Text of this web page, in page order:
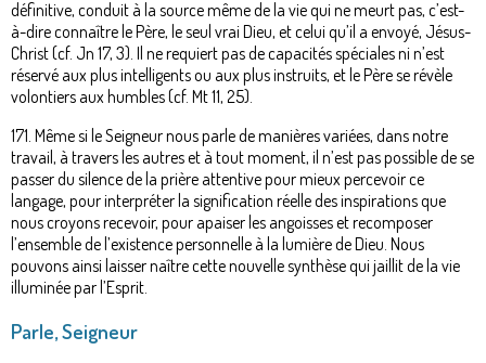
définitive, conduit à la source même de la vie qui ne meurt pas, c’est-
à-dire connaître le Père, le seul vrai Dieu, et celui qu’il a envoyé, Jésus-
Christ (cf. Jn 17, 3). Il ne requiert pas de capacités spéciales ni n’est
réservé aux plus intelligents ou aux plus instruits, et le Père se révèle
volontiers aux humbles (cf. Mt 11, 25).
171. Même si le Seigneur nous parle de manières variées, dans notre
travail, à travers les autres et à tout moment, il n’est pas possible de se
passer du silence de la prière attentive pour mieux percevoir ce
langage, pour interpréter la signification réelle des inspirations que
nous croyons recevoir, pour apaiser les angoisses et recomposer
l’ensemble de l’existence personnelle à la lumière de Dieu. Nous
pouvons ainsi laisser naître cette nouvelle synthèse qui jaillit de la vie
illuminée par l’Esprit.
Parle, Seigneur